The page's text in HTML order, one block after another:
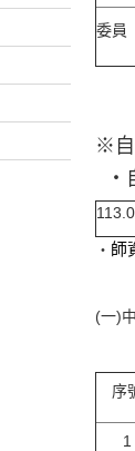
委員
※自
‧
‧ 師
(一)
序
1